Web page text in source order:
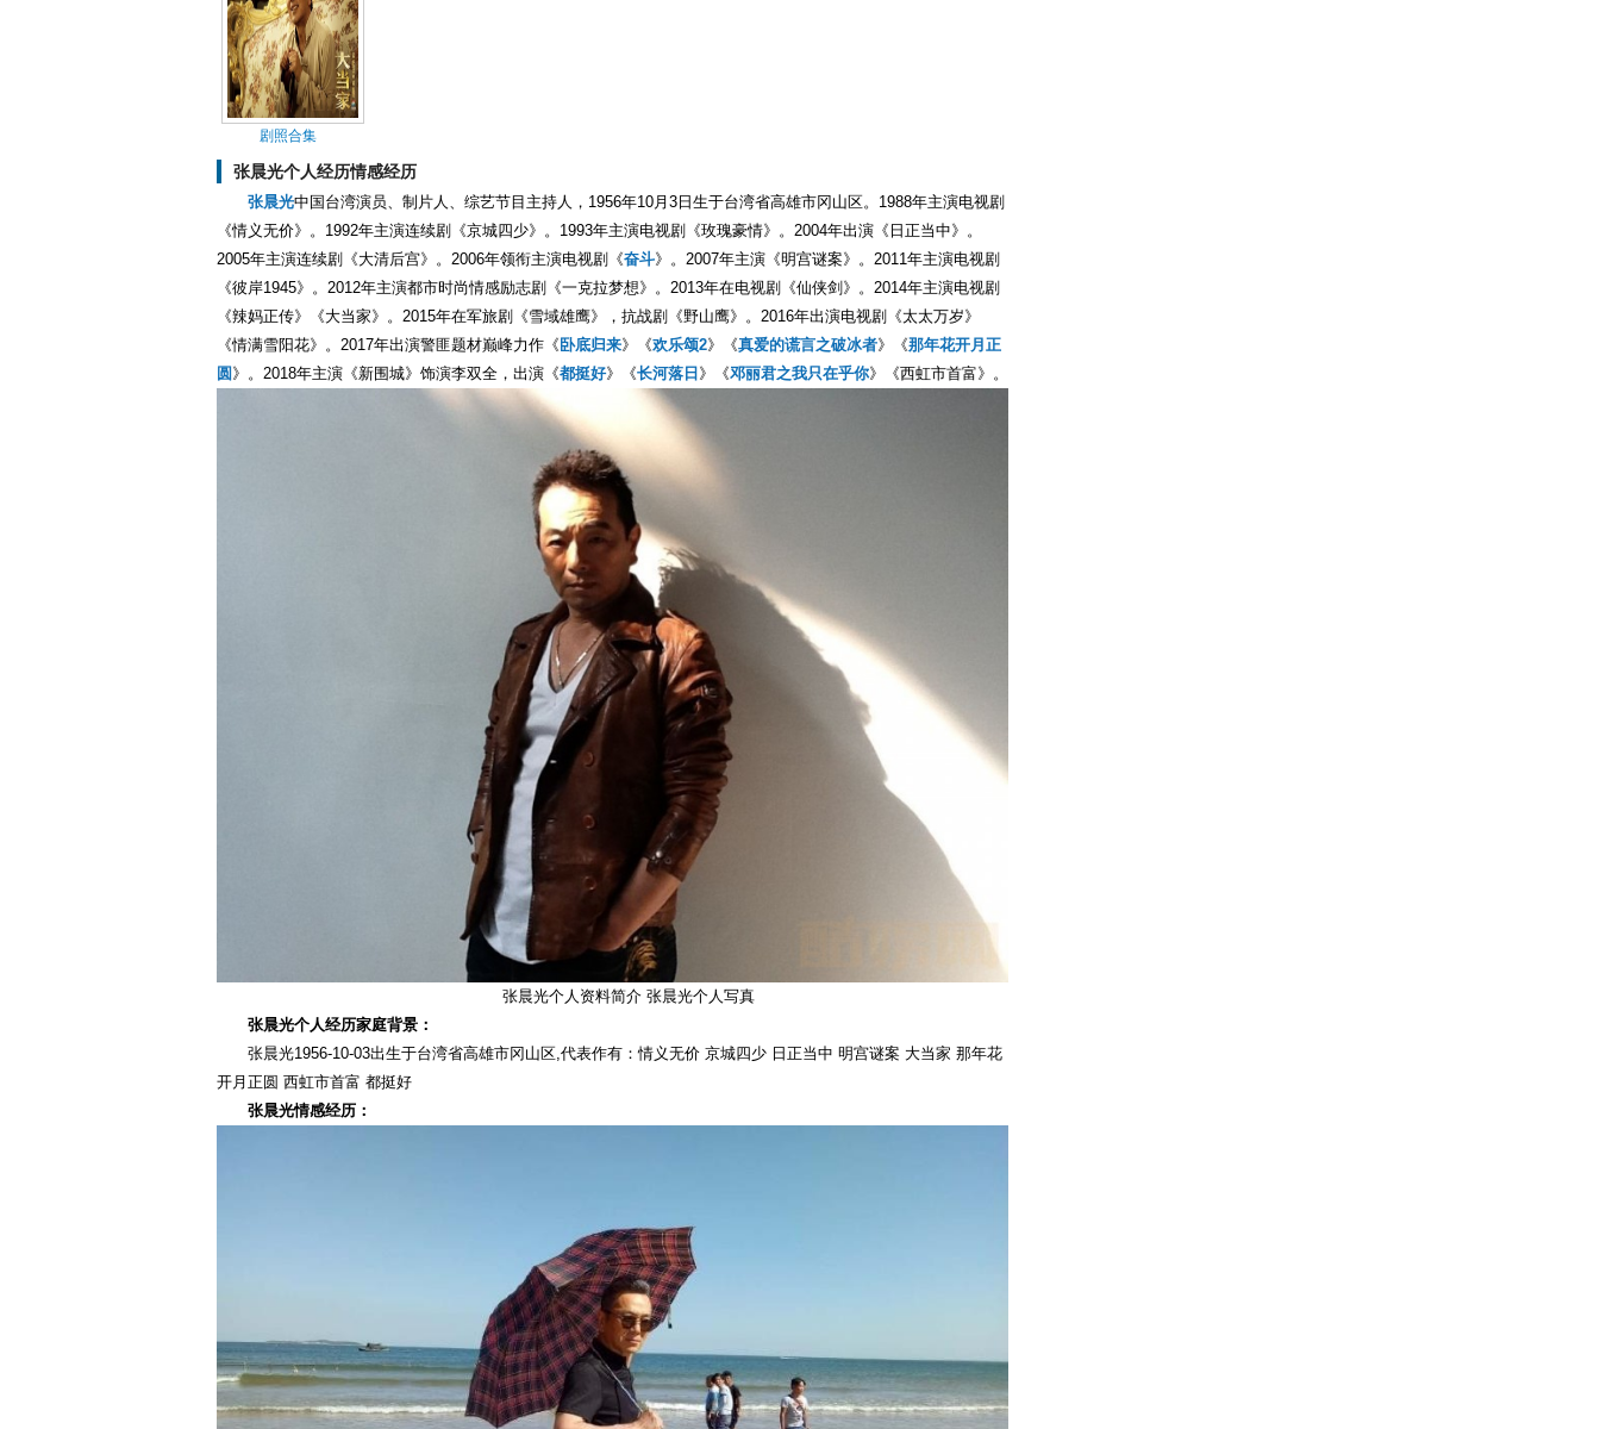
剧照合集
张晨光个人经历情感经历
张晨光中国台湾演员、制片人、综艺节目主持人，1956年10月3日生于台湾省高雄市冈山区。1988年主演电视剧
《情义无价》。1992年主演连续剧《京城四少》。1993年主演电视剧《玫瑰豪情》。2004年出演《日正当中》。
2005年主演连续剧《大清后宫》。2006年领衔主演电视剧《奋斗》。2007年主演《明宫谜案》。2011年主演电视剧
《彼岸1945》。2012年主演都市时尚情感励志剧《一克拉梦想》。2013年在电视剧《仙侠剑》。2014年主演电视剧
《辣妈正传》《大当家》。2015年在军旅剧《雪域雄鹰》，抗战剧《野山鹰》。2016年出演电视剧《太太万岁》
《情满雪阳花》。2017年出演警匪题材巅峰力作《 卧底归来》《欢乐颂2》《真爱的谎言之破冰者》《那年花开月正
圆 》。2018年主演《新围城》饰演李双全，出演《都挺好》《长河落日 》《邓丽君之我只在乎你》《西虹市首富》。
张晨光个人资料简介 张晨光个人写真
张晨光个人经历家庭背景：
张晨光1956-10-03出生于台湾省高雄市冈山区,代表作有：情义无价 京城四少 日正当中 明宫谜案 大当家 那年花
开月正圆 西虹市首富 都挺好
张晨光情感经历：